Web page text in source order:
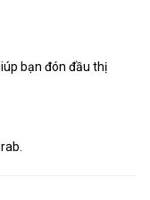
bạn đón đầu thị